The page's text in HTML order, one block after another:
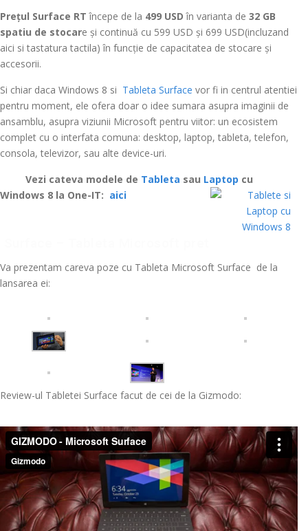
Prețul Surface RT începe de la 499 USD în varianta de 32 GB
spatiu de stocare și continuă cu 599 USD și 699 USD(incluzand
aici si tastatura tactila) în funcție de capacitatea de stocare și
accesorii.
Si chiar daca Windows 8 si Tableta Surface vor fi in centrul atentiei
pentru moment, ele ofera doar o idee sumara asupra imaginii de
ansamblu, asupra viziunii Microsoft pentru viitor: un ecosistem
complet cu o interfata comuna: desktop, laptop, tableta, telefon,
consola, televizor, sau alte device-uri.
Vezi cateva modele de Tableta sau Laptop cu
Windows 8 la One-IT: aici
Va prezentam careva poze cu Tableta Microsoft Surface de la
lansarea ei:
Review-ul Tabletei Surface facut de cei de la Gizmodo: